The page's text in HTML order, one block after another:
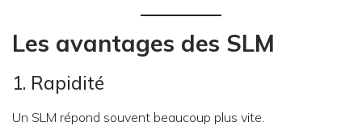
Les avantages des SLM
1. Rapidité
Un SLM répond souvent beaucoup plus vite.